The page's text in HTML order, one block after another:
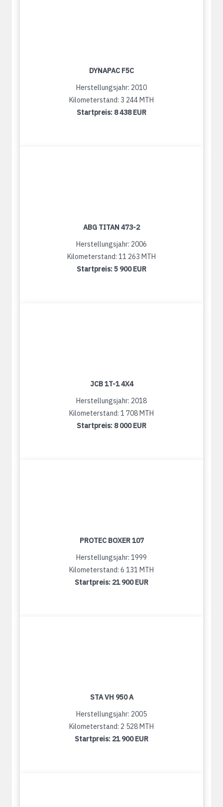
DYNAPAC F5C
Herstellungsjahr: 2010
Kilometerstand: 3 244 MTH
Startpreis: 8 438 EUR
ABG TITAN 473-2
Herstellungsjahr: 2006
Kilometerstand: 11 263 MTH
Startpreis:5 900 EUR
JCB 1T-1 4X4
Herstellungsjahr: 2018
Kilometerstand: 1 708 MTH
Startpreis: 8 000 EUR
PROTEC BOXER 107
Herstellungsjahr: 1999
Kilometerstand: 6 131 MTH
Startpreis: 21 900 EUR
STA VH 950 A
Herstellungsjahr: 2005
Kilometerstand: 2 528 MTH
Startpreis: 21 900 EUR